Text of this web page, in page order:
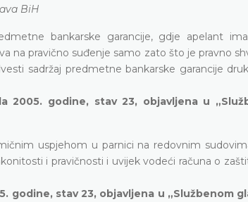
BiH
bankarske garancije, gdje apelant
na pravično suđenje samo zato što je pravno
sadržaj predmetne bankarske garancije
2005. godine, stav 23, objavljena u
uspjehom u parnici na redovnim
i pravičnosti i uvijek vodeći računa o
godine, stav 23, objavljena u „Službenom